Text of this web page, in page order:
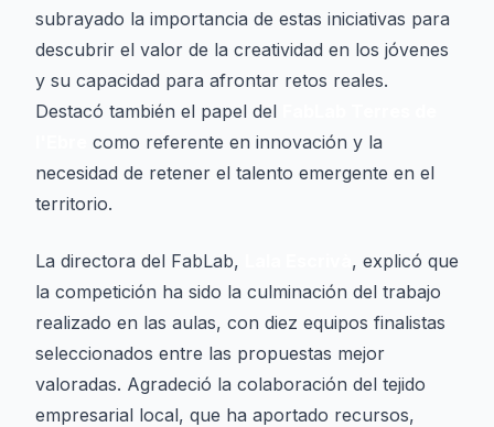
subrayado la importancia de estas iniciativas para
descubrir el valor de la creatividad en los jóvenes
y su capacidad para afrontar retos reales.
Destacó también el papel del
como referente en innovación y la
necesidad de retener el talento emergente en el
territorio.
La directora del FabLab,
, explicó que
la competición ha sido la culminación del trabajo
realizado en las aulas, con diez equipos finalistas
seleccionados entre las propuestas mejor
valoradas. Agradeció la colaboración del tejido
empresarial local, que ha aportado recursos,